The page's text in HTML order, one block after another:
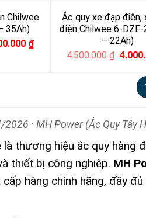
Chilwee
35Ah)
₫Current
price
Ắc quy xe đạp điện,
điện Chilwee 6-
– 22Ah)
4.500.000₫
· MH Power (Ắc Quy Tây
là thương hiệu ắc quy hàng
thiết bị công nghiệp. MH
cấp hàng chính hãng, đầy